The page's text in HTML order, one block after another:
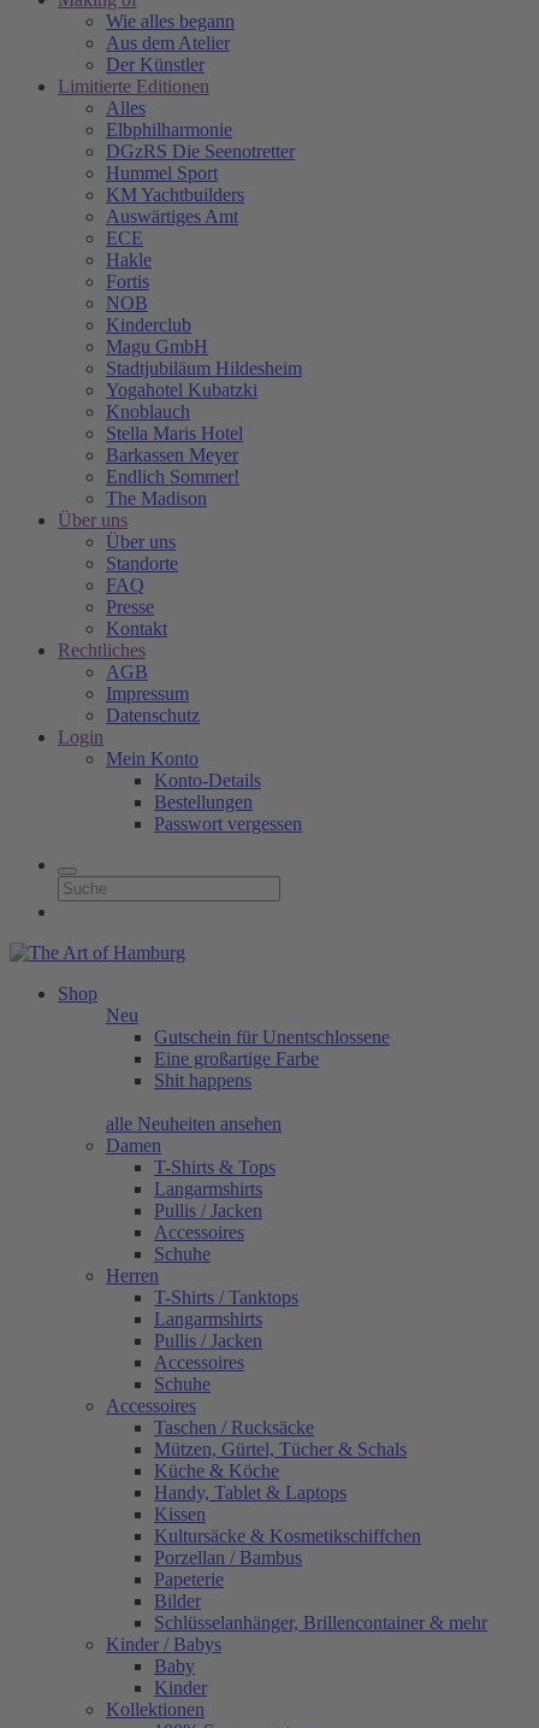
Wie alles begann
Aus dem Atelier
Der Künstler
Limitierte Editionen
Alles
Elbphilharmonie
DGzRS Die Seenotretter
Hummel Sport
KM Yachtbuilders
Auswärtiges Amt
ECE
Hakle
Fortis
NOB
Kinderclub
Magu GmbH
Stadtjubiläum Hildesheim
Yogahotel Kubatzki
Knoblauch
Stella Maris Hotel
Barkassen Meyer
Endlich Sommer!
The Madison
Über uns
Über uns
Standorte
FAQ
Presse
Kontakt
Rechtliches
AGB
Impressum
Datenschutz
Login
Mein Konto
Konto-Details
Bestellungen
Passwort vergessen
Shop
Neu
Gutschein für Unentschlossene
Eine großartige Farbe
Shit happens
alle Neuheiten ansehen
Damen
T-Shirts & Tops
Langarmshirts
Pullis / Jacken
Accessoires
Schuhe
Herren
T-Shirts / Tanktops
Langarmshirts
Pullis / Jacken
Accessoires
Schuhe
Accessoires
Taschen / Rucksäcke
Mützen, Gürtel, Tücher & Schals
Küche & Köche
Handy, Tablet & Laptops
Kissen
Kultursäcke & Kosmetikschiffchen
Porzellan / Bambus
Papeterie
Bilder
Schlüsselanhänger, Brillencontainer & mehr
Kinder / Babys
Baby
Kinder
Kollektionen